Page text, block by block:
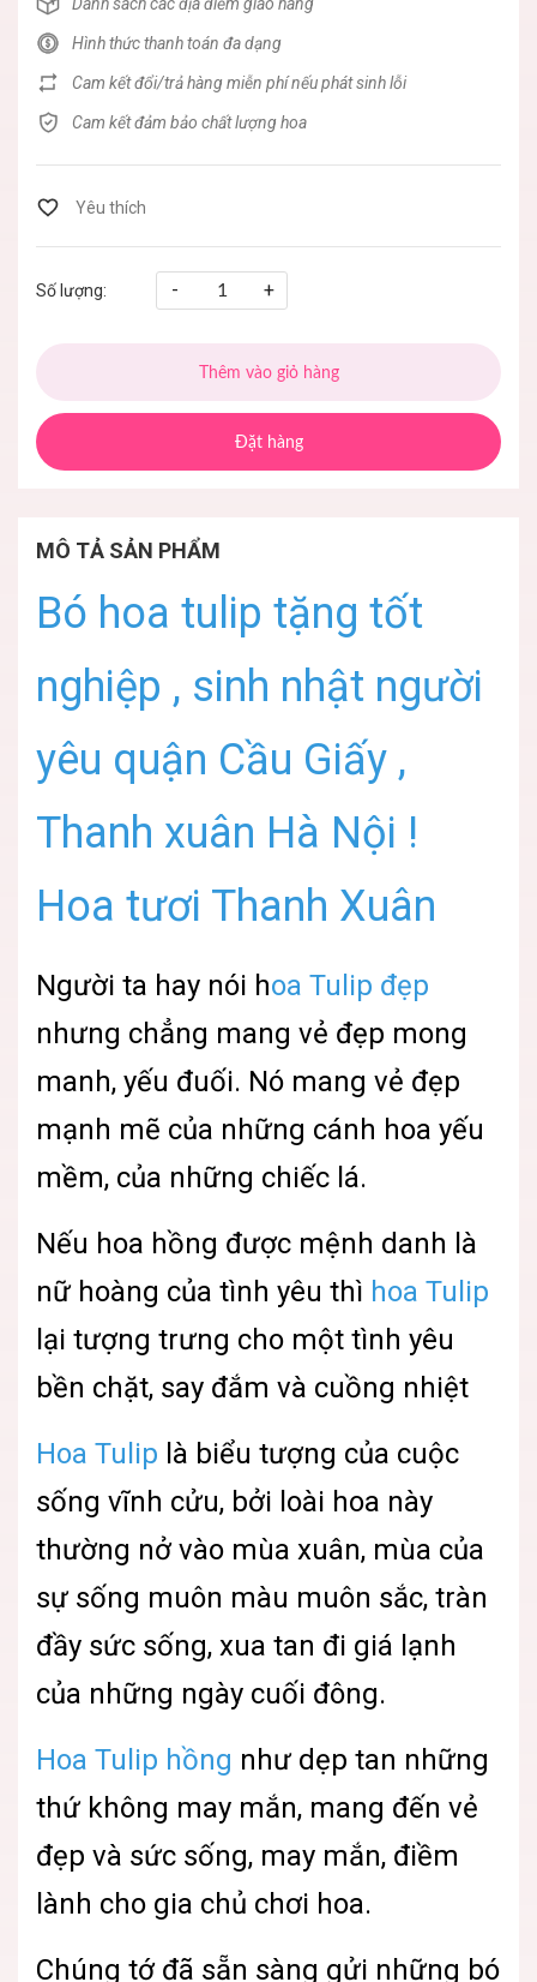
Hình thức thanh toán đa dạng
Cam kết đổi/trả hàng miễn phí nếu phát sinh lỗi
Cam kết đảm bảo chất lượng hoa
Số lượng: - +
Thêm vào giỏ hàng
Đặt hàng
MÔ TẢ SẢN PHẨM
Bó hoa tulip tặng tốt
nghiệp , sinh nhật người
yêu quận Cầu Giấy ,
Thanh xuân Hà Nội !
Hoa tươi Thanh Xuân
Người ta hay nói hoa Tulip đẹp
nhưng chẳng mang vẻ đẹp mong
manh, yếu đuối. Nó mang vẻ đẹp
mạnh mẽ của những cánh hoa yếu
mềm, của những chiếc lá.
Nếu hoa hồng được mệnh danh là
nữ hoàng của tình yêu thì hoa Tulip
lại tượng trưng cho một tình yêu
bền chặt, say đắm và cuồng nhiệt
Hoa Tulip là biểu tượng của cuộc
sống vĩnh cửu, bởi loài hoa này
thường nở vào mùa xuân, mùa của
sự sống muôn màu muôn sắc, tràn
đầy sức sống, xua tan đi giá lạnh
của những ngày cuối đông.
Hoa Tulip hồng như dẹp tan những
thứ không may mắn, mang đến vẻ
đẹp và sức sống, may mắn, điềm
lành cho gia chủ chơi hoa.
Chúng tớ đã sẵn sàng gửi những bó